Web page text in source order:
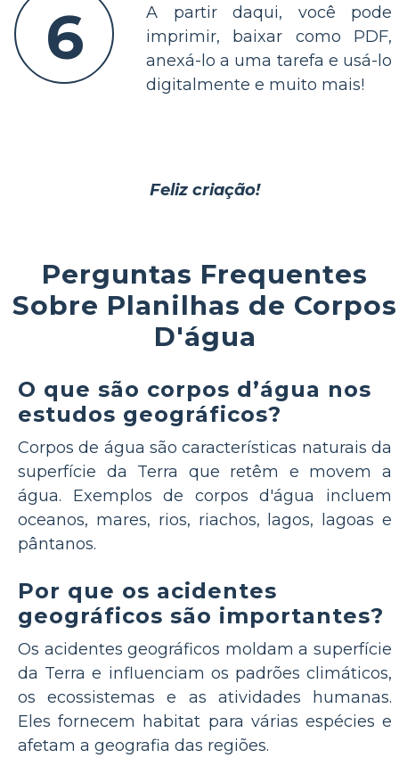
6
A partir daqui, você pode
imprimir, baixar como PDF,
anexá-lo a uma tarefa e usá-lo
digitalmente e muito mais!
Feliz criação!
Perguntas Frequentes
Sobre Planilhas de Corpos
D'água
O que são corpos d’água nos
estudos geográficos?
Corpos de água são características naturais da
superfície da Terra que retêm e movem a
água. Exemplos de corpos d'água incluem
oceanos, mares, rios, riachos, lagos, lagoas e
pântanos.
Por que os acidentes
geográficos são importantes?
Os acidentes geográficos moldam a superfície
da Terra e influenciam os padrões climáticos,
os ecossistemas e as atividades humanas.
Eles fornecem habitat para várias espécies e
afetam a geografia das regiões.